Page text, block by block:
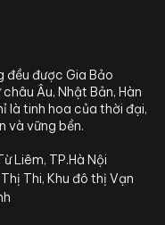
đều được Gia Bảo
Âu, Nhật Bản, Hàn
là tinh hoa của thời đại,
và vững bền.
Liêm, TP.Hà Nội
Thi, Khu đô thị Vạn